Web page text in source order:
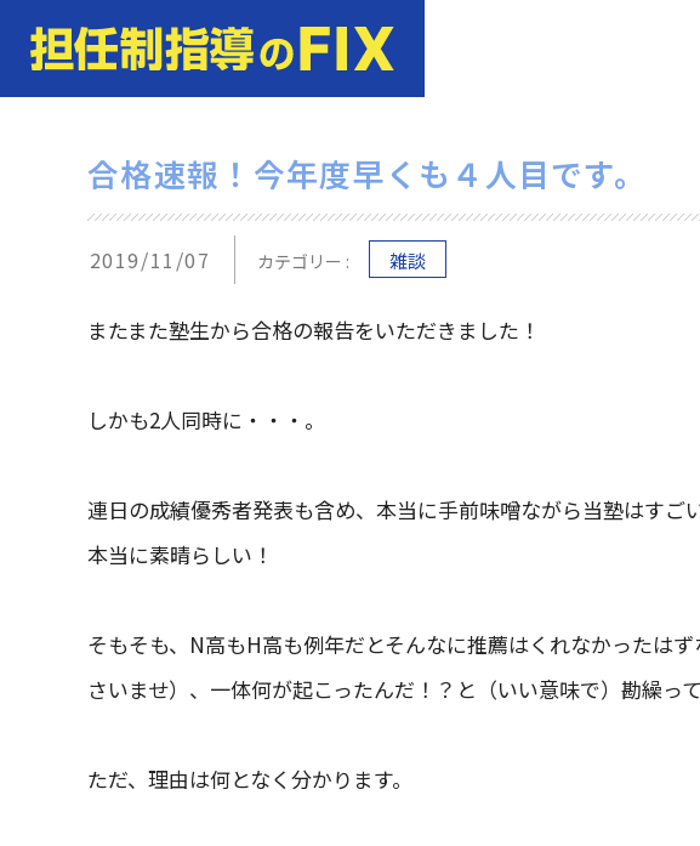
合格速報！今年度早くも４人目です。
2019/11/07 カテゴリー : 雑談
またまた塾生から合格の報告をいただきました！
しかも2人同時に・・・。
連日の成績優秀者発表も含め、本当に手前味噌ながら当塾はすご
本当に素晴らしい！
そもそも、N高もH高も例年だとそんなに推薦はくれなかったは
さいませ）、一体何が起こったんだ！？と（いい意味で）勘繰って
ただ、理由は何となく分かります。